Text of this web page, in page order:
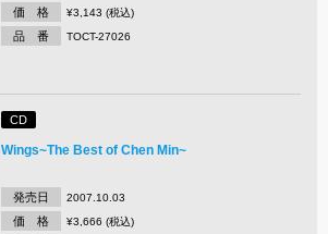
価 格 ¥3,143 (税込)
品 番 TOCT-27026
CD
Wings~The Best of Chen Min~
発売日 2007.10.03
価 格 ¥3,666 (税込)